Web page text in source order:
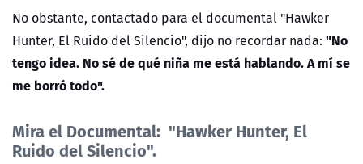
No obstante, contactado para el documental "Hawker
Hunter, El Ruido del Silencio", dijo no recordar nada: "No
tengo idea. No sé de qué niña me está hablando. A mí se
me borró todo".
Mira el Documental: "Hawker Hunter, El
Ruido del Silencio".